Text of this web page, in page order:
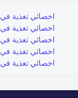
اخصائي تغذية في
اخصائي تغذية في
اخصائي تغذية في
اخصائي تغذية في
اخصائي تغذية في